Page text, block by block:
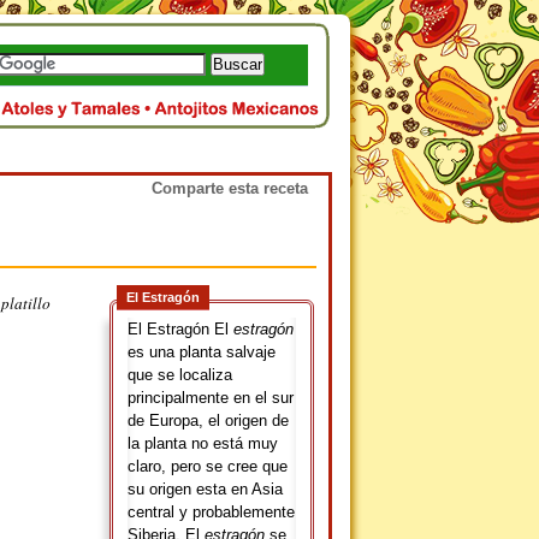
platillo
El Estragón
El Estragón El estragón
es una planta salvaje
que se localiza
principalmente en el sur
de Europa, el origen de
la planta no está muy
claro, pero se cree que
su origen esta en Asia
central y probablemente
Siberia. El estragón se
Comparte esta receta